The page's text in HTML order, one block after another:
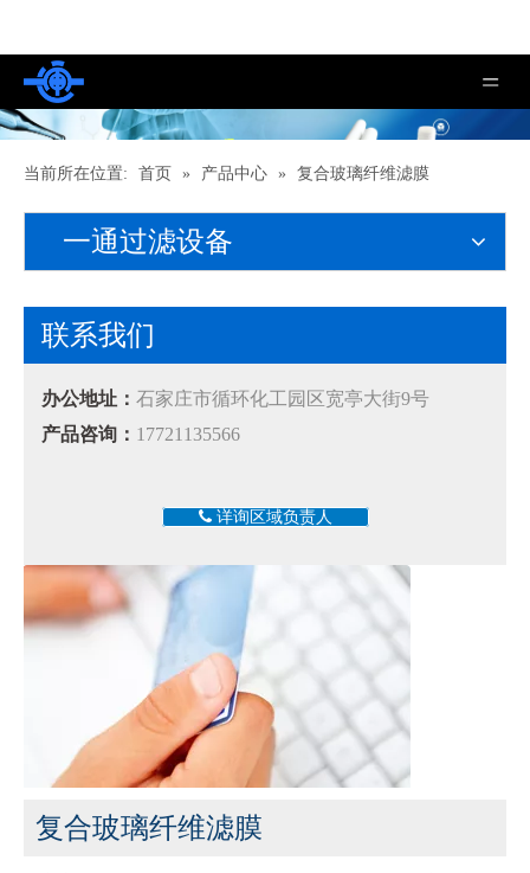
当前所在位置: 首页 » 产品中心 » 复合玻璃纤维滤膜
一通过滤设备
联系我们
办公地址： 石家庄市循环化工园区宽亭大街9号
产品咨询： 17721135566
详询区域负责人
复合玻璃纤维滤膜